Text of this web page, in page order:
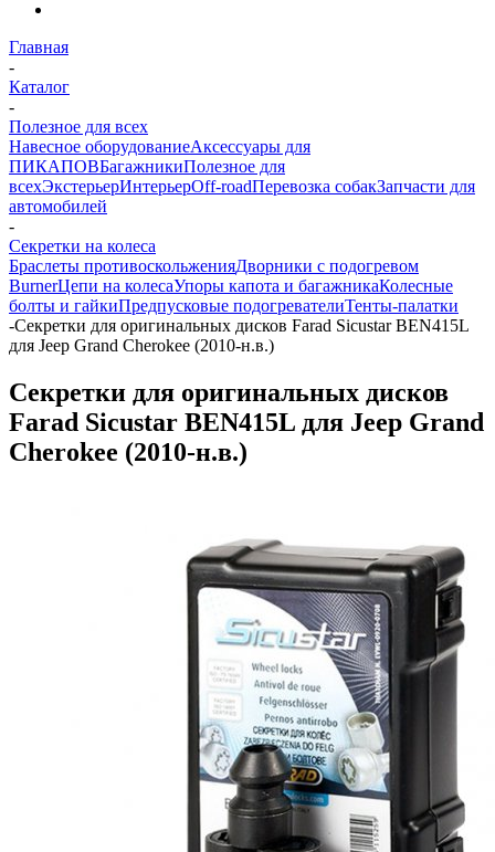
Главная
-
Каталог
-
Полезное для всех
Навесное оборудованиеАксессуары для
ПИКАПОВБагажникиПолезное для
всехЭкстерьерИнтерьерOff-roadПеревозка собакЗапчасти для
автомобилей
-
Секретки на колеса
Браслеты противоскольженияДворники с подогревом
BurnerЦепи на колесаУпоры капота и багажникаКолесные
болты и гайкиПредпусковые подогревателиТенты-палатки
-Секретки для оригинальных дисков Farad Sicustar BEN415L
для Jeep Grand Cherokee (2010-н.в.)
Секретки для оригинальных дисков
Farad Sicustar BEN415L для Jeep Grand
Cherokee (2010-н.в.)